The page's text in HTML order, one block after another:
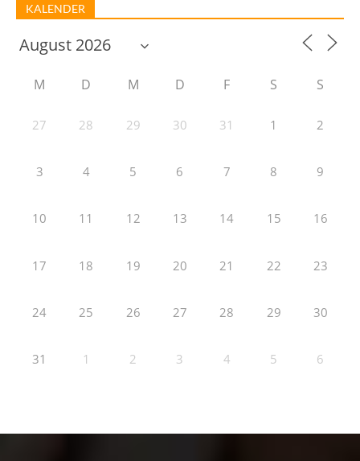
KALENDER
M D M D F S S
27 28 29 30 31 1 2
3 4 5 6 7 8 9
10 11 12 13 14 15 16
17 18 19 20 21 22 23
24 25 26 27 28 29 30
31 1 2 3 4 5 6